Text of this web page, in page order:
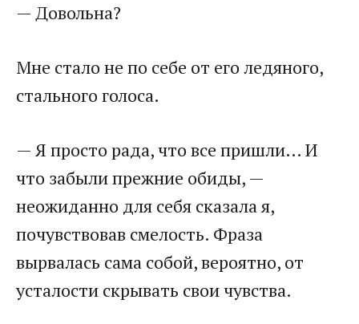
— Довольна?
Мне стало не по себе от его ледяного,
стального голоса.
— Я просто рада, что все пришли… И
что забыли прежние обиды, —
неожиданно для себя сказала я,
почувствовав смелость. Фраза
вырвалась сама собой, вероятно, от
усталости скрывать свои чувства.